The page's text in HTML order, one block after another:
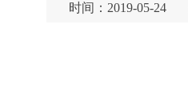
时间：2019-05-24